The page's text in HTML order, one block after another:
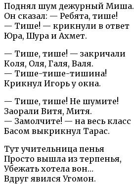
Поднял шум дежурный Миша.
Он сказал: — Ребята, тише!
— Тише! — крикнули в ответ
Юра, Шура и Ахмет.
— Тише, тише! — закричали
Коля, Оля, Галя, Валя.
— Тише-тише-тишина!
Крикнул Игорь у окна.
— Тише, тише! Не шумите!
Заорали Витя, Митя.
— Замолчите! — на весь класс
Басом выкрикнул Тарас.
Тут учительница пенья
Просто вышла из терпенья,
Убежать хотела вон…
Вдруг явился Угомон.